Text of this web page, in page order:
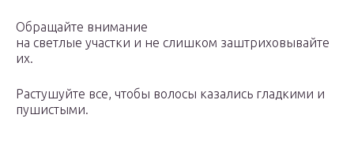
Обращайте внимание
на светлые участки и не слишком заштриховывайте
их.
Растушуйте все, чтобы волосы казались гладкими и
пушистыми.